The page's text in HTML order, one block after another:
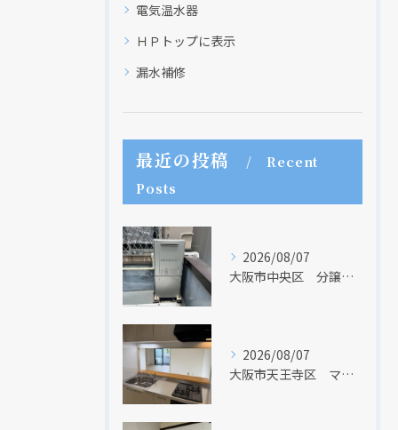
電気温水器
ＨＰトップに表示
漏水補修
最近の投稿
Recent
Posts
2026/08/07
大阪市中央区 分譲マンションの給湯器取替リフォーム工事 UV除菌機能搭載給湯器
2026/08/07
大阪市天王寺区 マンションのキッチン取替及び内装リフォーム工事 クリナップ